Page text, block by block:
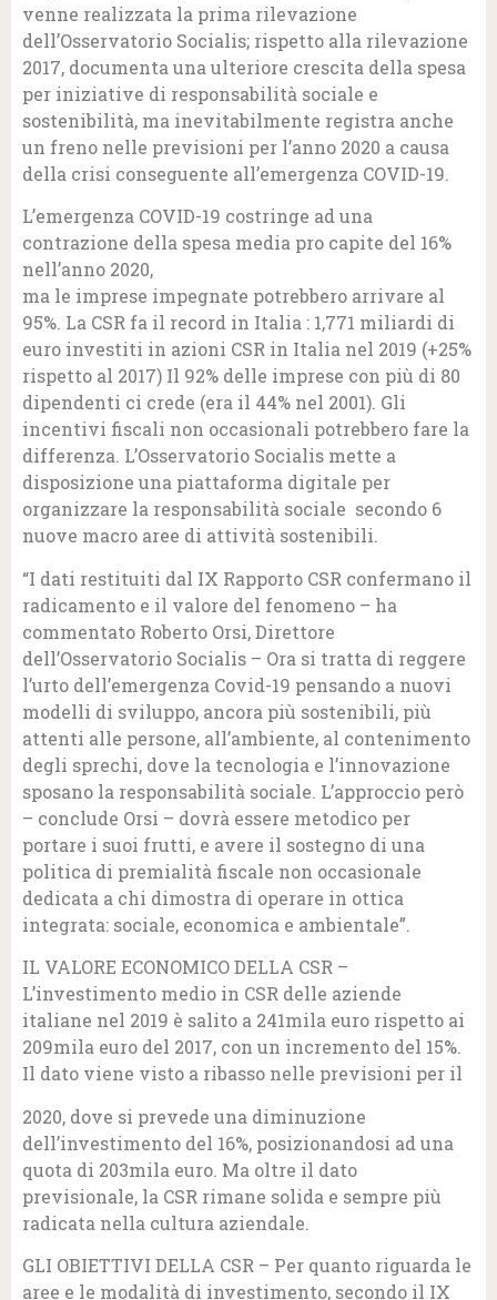
venne realizzata la prima rilevazione
dell’Osservatorio Socialis; rispetto alla rilevazione
2017, documenta una ulteriore crescita della spesa
per iniziative di responsabilità sociale e
sostenibilità, ma inevitabilmente registra anche
un freno nelle previsioni per l’anno 2020 a causa
della crisi conseguente all’emergenza COVID-19.
L’emergenza COVID-19 costringe ad una
contrazione della spesa media pro capite del 16%
nell’anno 2020,
ma le imprese impegnate potrebbero arrivare al
95%. La CSR fa il record in Italia : 1,771 miliardi di
euro investiti in azioni CSR in Italia nel 2019 (+25%
rispetto al 2017) Il 92% delle imprese con più di 80
dipendenti ci crede (era il 44% nel 2001). Gli
incentivi fiscali non occasionali potrebbero fare la
differenza. L’Osservatorio Socialis mette a
disposizione una piattaforma digitale per
organizzare la responsabilità sociale secondo 6
nuove macro aree di attività sostenibili.
“I dati restituiti dal IX Rapporto CSR confermano il
radicamento e il valore del fenomeno – ha
commentato Roberto Orsi, Direttore
dell’Osservatorio Socialis – Ora si tratta di reggere
l’urto dell’emergenza Covid-19 pensando a nuovi
modelli di sviluppo, ancora più sostenibili, più
attenti alle persone, all’ambiente, al contenimento
degli sprechi, dove la tecnologia e l’innovazione
sposano la responsabilità sociale. L’approccio però
– conclude Orsi – dovrà essere metodico per
portare i suoi frutti, e avere il sostegno di una
politica di premialità fiscale non occasionale
dedicata a chi dimostra di operare in ottica
integrata: sociale, economica e ambientale”.
IL VALORE ECONOMICO DELLA CSR –
L’investimento medio in CSR delle aziende
italiane nel 2019 è salito a 241mila euro rispetto ai
209mila euro del 2017, con un incremento del 15%.
Il dato viene visto a ribasso nelle previsioni per il
2020, dove si prevede una diminuzione
dell’investimento del 16%, posizionandosi ad una
quota di 203mila euro. Ma oltre il dato
previsionale, la CSR rimane solida e sempre più
radicata nella cultura aziendale.
GLI OBIETTIVI DELLA CSR – Per quanto riguarda le
aree e le modalità di investimento, secondo il IX